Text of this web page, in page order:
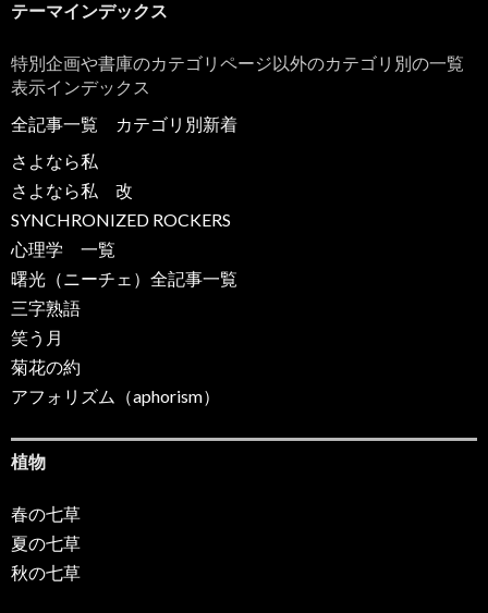
テーマインデックス
特別企画や書庫のカテゴリページ以外のカテゴリ別の一覧
表示インデックス
全記事一覧
カテゴリ別新着
さよなら私
さよなら私 改
SYNCHRONIZED ROCKERS
心理学 一覧
曙光（ニーチェ）全記事一覧
三字熟語
笑う月
菊花の約
アフォリズム（aphorism）
植物
春の七草
夏の七草
秋の七草